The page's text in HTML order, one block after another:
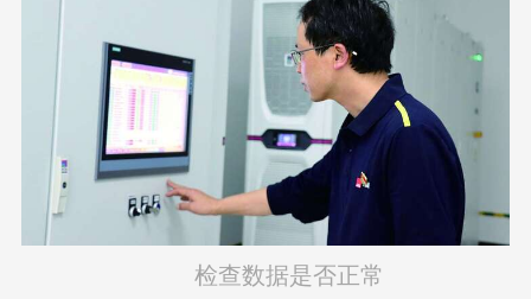
检查数据是否正常